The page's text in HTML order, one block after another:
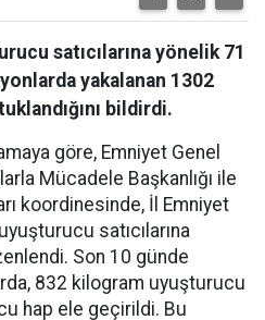
satıcılarına yönelik 71
yakalanan 1302
bildirdi.
göre, Emniyet Genel
Mücadele Başkanlığı ile
koordinesinde, İl Emniyet
satıcılarına
Son 10 günde
832 kilogram uyuşturucu
hap ele geçirildi. Bu